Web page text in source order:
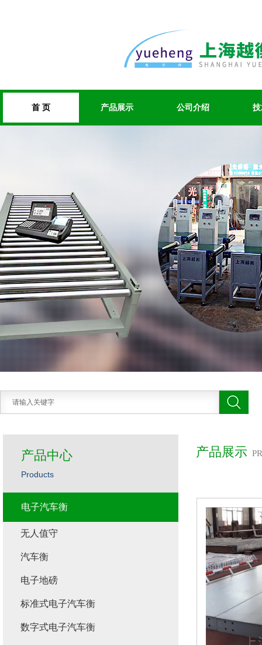
首 页 产品展示 公司介绍
产品展示
产品中心
Products
电子汽车衡
无人值守
汽车衡
电子地磅
标准式电子汽车衡
数字式电子汽车衡